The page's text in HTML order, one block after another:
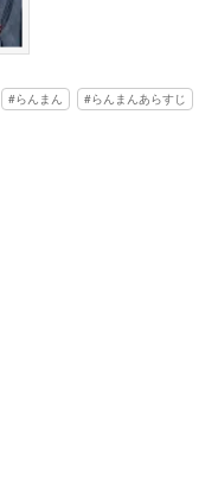
らんまん らんまんあらすじ